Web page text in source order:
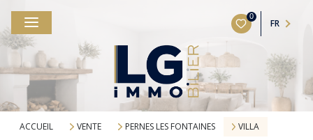
0
FR
ACCUEIL VENTE PERNES LES FONTAINES VILLA